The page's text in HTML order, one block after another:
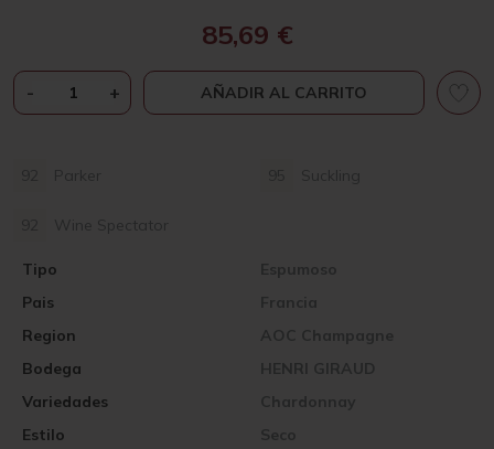
Parker Suckling
Wine Spectator
Pais Francia
Region AOC Champagne
Bodega HENRI GIRAUD
Variedades
Chardonnay
Estilo
Seco
Tipo Espumoso
85,69 €
-HENRI
GIRAUD
CRAIE
CANTIDAD
+ AÑADIR AL CARRITO